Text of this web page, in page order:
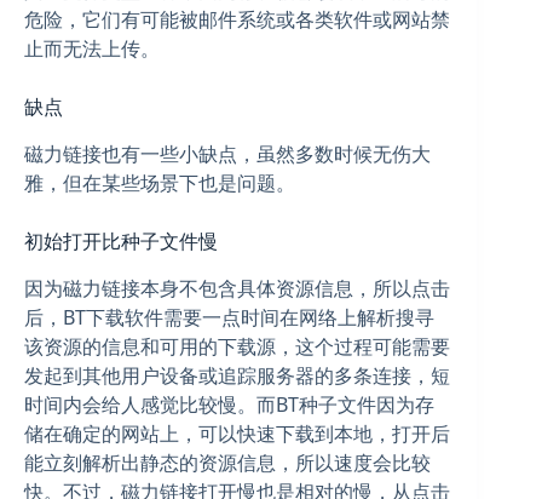
危险，它们有可能被邮件系统或各类软件或网站禁
止而无法上传。
缺点
磁力链接也有一些小缺点，虽然多数时候无伤大
雅，但在某些场景下也是问题。
初始打开比种子文件慢
因为磁力链接本身不包含具体资源信息，所以点击
后，BT下载软件需要一点时间在网络上解析搜寻
该资源的信息和可用的下载源，这个过程可能需要
发起到其他用户设备或追踪服务器的多条连接，短
时间内会给人感觉比较慢。而BT种子文件因为存
储在确定的网站上，可以快速下载到本地，打开后
能立刻解析出静态的资源信息，所以速度会比较
快。不过，磁力链接打开慢也是相对的慢，从点击